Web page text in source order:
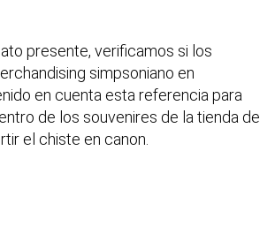
presente, verificamos si los
simpsoniano en
en cuenta esta referencia para
de los souvenires de la tienda de
el chiste en canon.